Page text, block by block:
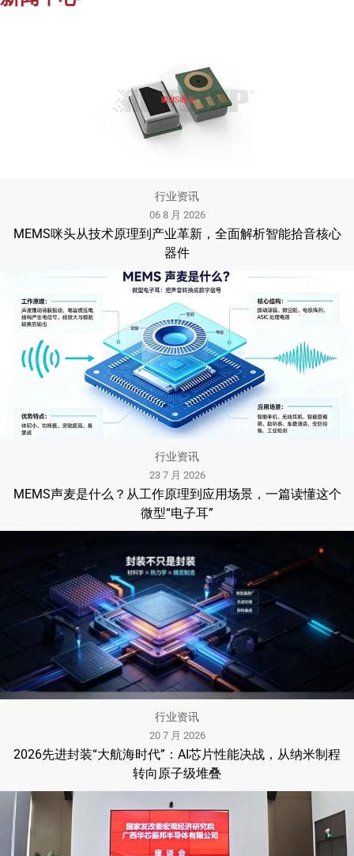
行业资讯
06 8 月 2026
MEMS咪头从技术原理到产业革新，全面解析智能拾音核心
器件
行业资讯
23 7 月 2026
MEMS声麦是什么？从工作原理到应用场景，一篇读懂这个
微型“电子耳”
行业资讯
20 7 月 2026
2026先进封装“大航海时代”：AI芯片性能决战，从纳米制程
转向原子级堆叠